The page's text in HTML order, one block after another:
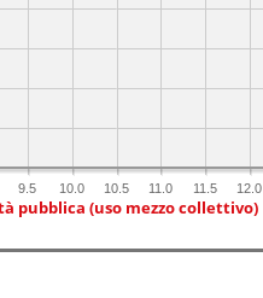
9.5 10.0 10.5 11.0 11.5 12.0
pubblica (uso mezzo collettivo)